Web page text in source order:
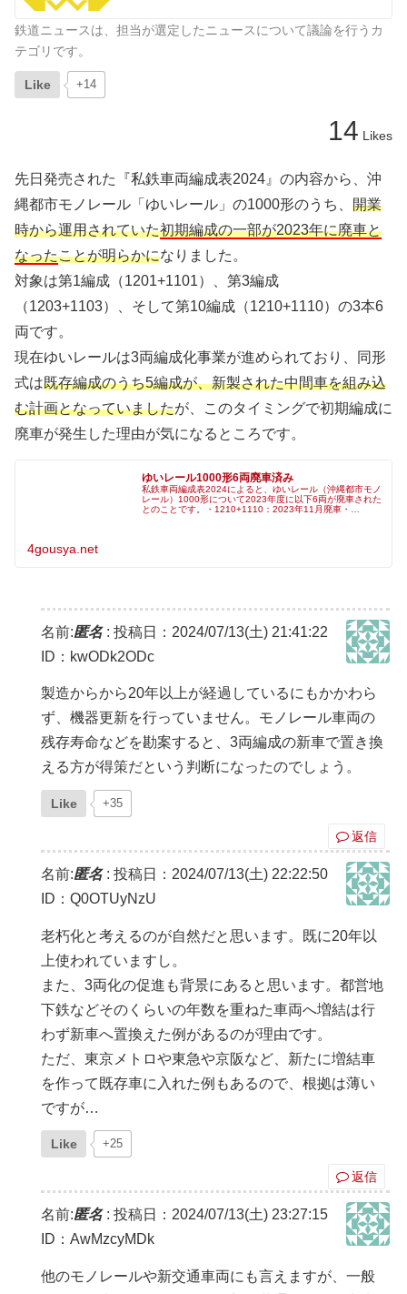
鉄道ニュースは、担当が選定したニュースについて議論を行うカ
テゴリです。
Like +14
14 Likes
先日発売された『私鉄車両編成表2024』の内容から、沖
縄都市モノレール「ゆいレール」の1000形のうち、 開業
時から運用されていた初期編成の一部が2023年に廃車と
なったことが明らかになりました。
対象は第1編成（1201+1101）、第3編成
（1203+1103）、そして第10編成（1210+1110）の3本6
両です。
現在ゆいレールは3両編成化事業が進められており、同形
式は既存編成のうち5編成が、新製された中間車を組み込
む計画となっていましたが、このタイミングで初期編成に
廃車が発生した理由が気になるところです。
ゆいレール1000形6両廃車済み
私鉄車両編成表2024によると、ゆいレール（沖縄都市モノ
レール）1000形について2023年度に以下6両が廃車された
とのことです。・1210+1110：2023年11月廃車・
4gousya.net
名前:匿名: 投稿日：2024/07/13(土) 21:41:22
ID：kwODk2ODc
製造からから20年以上が経過しているにもかかわら
ず、機器更新を行っていません。モノレール車両の
残存寿命などを勘案すると、3両編成の新車で置き換
える方が得策だという判断になったのでしょう。
Like +35
返信
名前:匿名: 投稿日：2024/07/13(土) 22:22:50
ID：Q0OTUyNzU
老朽化と考えるのが自然だと思います。既に20年以
上使われていますし。
また、3両化の促進も背景にあると思います。都営地
下鉄などそのくらいの年数を重ねた車両へ増結は行
わず新車へ置換えた例があるのが理由です。
ただ、東京メトロや東急や京阪など、新たに増結車
を作って既存車に入れた例もあるので、根拠は薄い
ですが…
Like +25
返信
名前:匿名: 投稿日：2024/07/13(土) 23:27:15
ID：AwMzcyMDk
他のモノレールや新交通車両にも言えますが、一般